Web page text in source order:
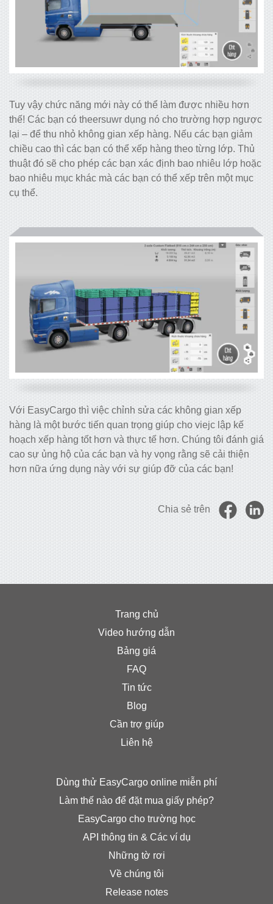
Tuy vậy chức năng mới này có thể làm được nhiều hơn
thế! Các bạn có theersuwr dụng nó cho trường hợp ngược
lại – để thu nhỏ không gian xếp hàng. Nếu các bạn giảm
chiều cao thì các bạn có thể xếp hàng theo từng lớp. Thủ
thuật đó sẽ cho phép các bạn xác định bao nhiêu lớp hoặc
bao nhiêu mục khác mà các bạn có thể xếp trên một mục
cụ thể.
Với EasyCargo thì việc chỉnh sửa các không gian xếp
hàng là một bước tiến quan trọng giúp cho viejc lập kế
hoạch xếp hàng tốt hơn và thực tế hơn. Chúng tôi đánh giá
cao sự ủng hộ của các bạn và hy vọng rằng sẽ cải thiện
hơn nữa ứng dụng này với sự giúp đỡ của các bạn!
Chia sẻ trên
Trang chủ
Video hướng dẫn
Bảng giá
FAQ
Tin tức
Blog
Cần trợ giúp
Liên hệ
Dùng thử EasyCargo online miễn phí
Làm thế nào để đặt mua giấy phép?
EasyCargo cho trường học
API thông tin & Các ví dụ
Những tờ rơi
Về chúng tôi
Release notes